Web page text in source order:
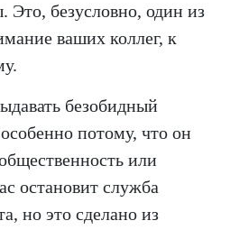
Это, безусловно, один из
ваших коллег, к
безобидный
потому, что он
или
остановит служба
но это сделано из